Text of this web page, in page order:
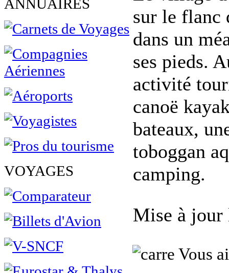
ANNUAIRES
VOYAGES
sur le flanc
dans un
ses pieds.
activité
canoë
bateaux,
toboggan
camping.
Mise à jour
Vous